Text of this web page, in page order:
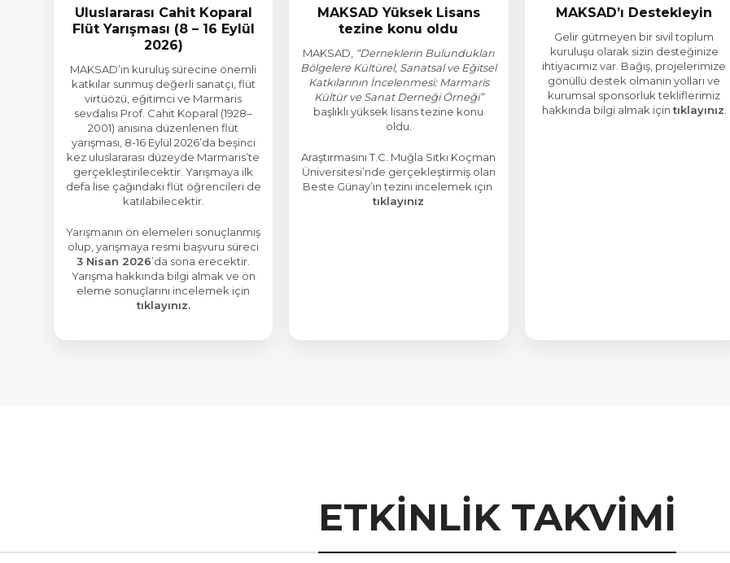
Uluslararası Cahit Koparal
Flüt Yarışması (8 – 16 Eylül
2026)
MAKSAD’ın kuruluş sürecine önemli
katkılar sunmuş değerli sanatçı, flüt
virtüözü, eğitimci ve Marmaris
sevdalısı Prof. Cahit Koparal (1928–
2001) anısına düzenlenen flüt
yarışması, 8-16 Eylül 2026’da beşinci
kez uluslararası düzeyde Marmaris’te
gerçekleştirilecektir. Yarışmaya ilk
defa lise çağındaki flüt öğrencileri de
katılabilecektir.
Yarışmanın ön elemeleri sonuçlanmış
olup, yarışmaya resmi başvuru süreci
3 Nisan 2026’da sona erecektir.
Yarışma hakkında bilgi almak ve ön
eleme sonuçlarını incelemek için
tıklayınız.
MAKSAD Yüksek Lisans
tezine konu oldu
MAKSAD, “Derneklerin Bulundukları
Bölgelere Kültürel, Sanatsal ve Eğitsel
Katkılarının İncelenmesi: Marmaris
Kültür ve Sanat Derneği Örneği”
başlıklı yüksek lisans tezine konu
oldu.
Araştırmasını T.C. Muğla Sıtkı Koçman
Üniversitesi’nde gerçekleştirmiş olan
Beste Günay’ın tezini incelemek için
tıklayınız
MAKSAD’ı Destekleyin
Gelir gütmeyen bir sivil toplum
kuruluşu olarak sizin desteğinize
ihtiyacımız var. Bağış, projelerimize
gönüllü destek olmanın yolları ve
kurumsal sponsorluk tekliflerimiz
hakkında bilgi almak içintıklayınız
ETKİNLİK TAKVİMİ